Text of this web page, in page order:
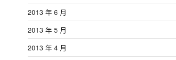
2013 年 6 月
2013 年 5 月
2013 年 4 月